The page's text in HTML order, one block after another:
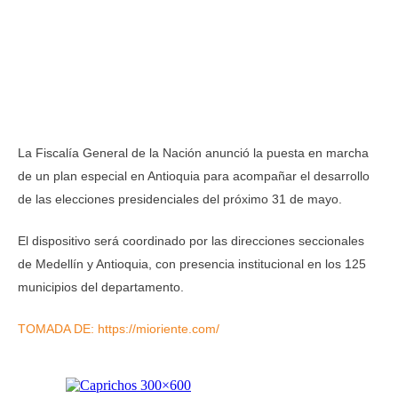
La Fiscalía General de la Nación anunció la puesta en marcha
de un plan especial en Antioquia para acompañar el desarrollo
de las elecciones presidenciales del próximo 31 de mayo.
El dispositivo será coordinado por las direcciones seccionales
de Medellín y Antioquia, con presencia institucional en los 125
municipios del departamento.
TOMADA DE: https://mioriente.com/